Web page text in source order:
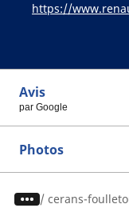
https://
Avis
par Google
Photos
/ cerans-